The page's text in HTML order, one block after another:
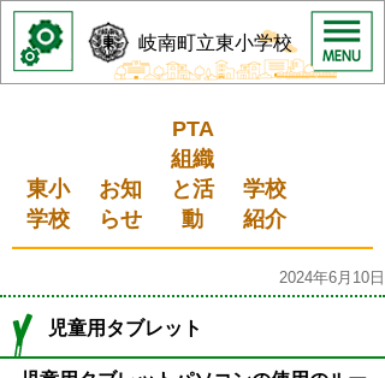
岐南町立東小学校
東小
学校
お知
らせ
PTA
組織
と活
動
学校
紹介
2024年6月10日
児童用タブレット